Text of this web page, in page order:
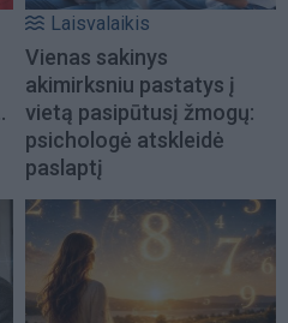
Laisvalaikis
Vienas sakinys
akimirksniu pastatys į
vietą pasipūtusį žmogų:
psichologė atskleidė
paslaptį